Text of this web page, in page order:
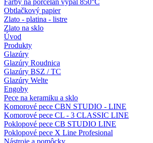
Obtlačkový papier
Zlato - platina - listre
Zlato na sklo
Úvod
Produkty
Glazúry
Glazúry Roudnica
Glazúry BSZ / TC
Glazúry Welte
Engoby
Pece na keramiku a sklo
Komorové pece CBN STUDIO - LINE
Komorové pece CL - 3 CLASSIC LINE
Poklopové pece CB STUDIO LINE
Poklopové pece X Line Profesional
Nástroje a pomôcky